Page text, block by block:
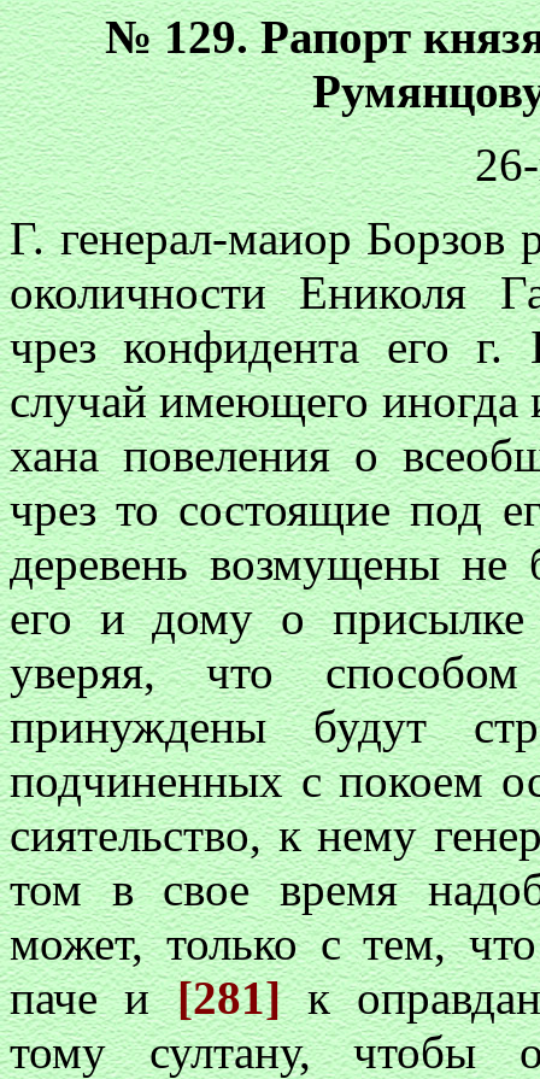
№ 129. Рапорт
Г. генерал-маиор
околичности Ениколя
чрез конфидента его г.
случай имеющего иногда
хана повеления о
чрез то состоящие под
деревень возмущены
его и дому о присылке
уверяя, что
принуждены будут
подчиненных с покоем
сиятельство, к нему
том в свое время
может, только с тем,
паче и[281]к
тому султану, чтобы